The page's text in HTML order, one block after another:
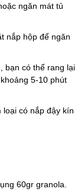
ngăn mát tủ
nắp hộp để ngăn
bạn có thể rang lại
5-10 phút
có nắp đậy kín
60gr granola.